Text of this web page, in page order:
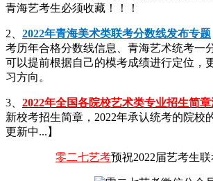
青海艺考生必须收藏！！！
2、 2022年青海美术类联考分数线发布专题
考历年合格分数线信息、青海艺术统考一
可以提前根据自己的模考成绩进行定位，
习方向。
3、 2022年全国各院校艺术类专业招生简章
新校考招生简章，2022年承认统考的院校
更新中...】
零二七艺考预祝2022届艺考生联